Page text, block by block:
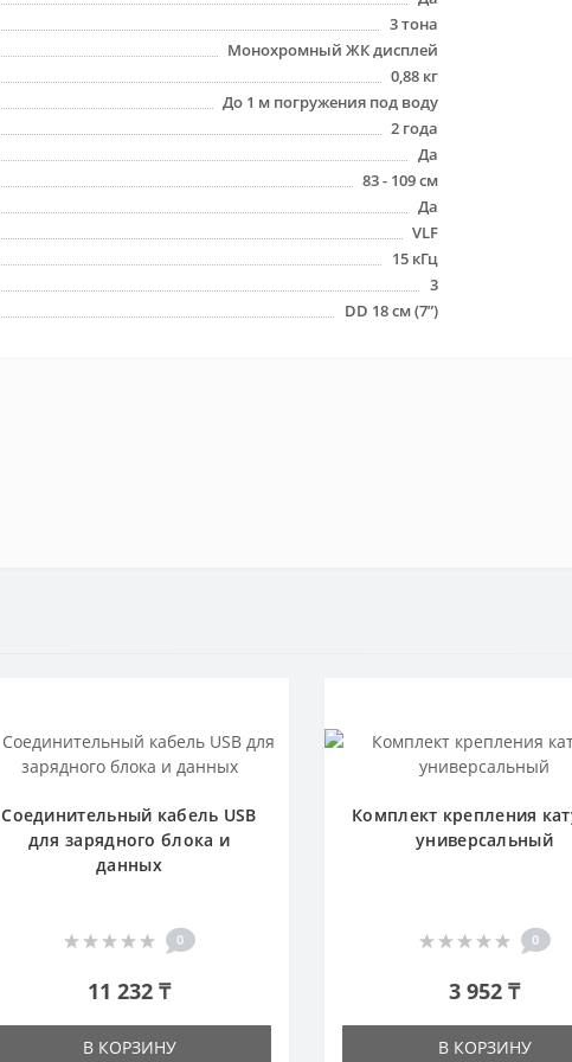
3 тона
Монохромный ЖК дисплей
0,88 кг
До 1 м погружения под воду
2 года
Да
83 - 109 см
Да
VLF
15 кГц
3
DD 18 см (7”)
Соединительный кабель USB
для зарядного блока и
данных
0
11 232 ₸
В КОРЗИНУ
Комплект крепления
универсальный
0
3 952 ₸
В КОРЗИНУ